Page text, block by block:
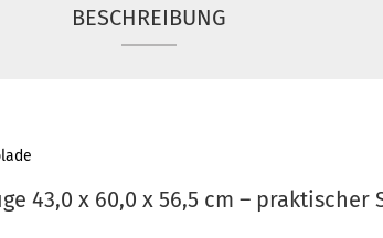
BESCHREIBUNG
43,0 x 60,0 x 56,5 cm – praktischer